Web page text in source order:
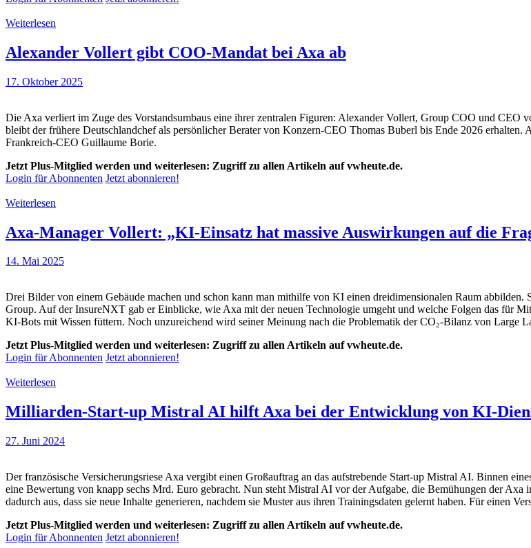
Weiterlesen
Alexander Vollert gibt COO-Mandat bei Axa ab
17. Oktober 2025
Die Axa verliert im Zuge des Vorstandsumbaus eine ihrer zentralen Figuren: Alexander Vollert, Group COO und CEO
bleibt der frühere Deutschlandchef als persönlicher Berater von Konzern-CEO Thomas Buberl bis Ende 2026
Frankreich-CEO Guillaume Borie.
Jetzt Plus-Mitglied werden und weiterlesen: Zugriff zu allen Artikeln auf vwheute.de.
Login für Abonnenten Jetzt abonnieren!
Weiterlesen
Axa-Manager Vollert: „KI-Einsatz hat massive Auswirkungen auf die
14. Mai 2025
Drei Bilder von einem Gebäude machen und schon kann man mithilfe von KI einen dreidimensionalen Raum
Group. Auf der InsureNXT gab er Einblicke, wie Axa mit der neuen Technologie umgeht und welche Folgen das für
KI-Bots mit Wissen füttern. Noch unzureichend wird seiner Meinung nach die Problematik der CO₂-Bilanz von Large
Jetzt Plus-Mitglied werden und weiterlesen: Zugriff zu allen Artikeln auf vwheute.de.
Login für Abonnenten Jetzt abonnieren!
Weiterlesen
Milliarden-Start-up Mistral AI hilft Axa bei der Entwicklung von KI-
27. Juni 2024
Der französische Versicherungsriese Axa vergibt einen Großauftrag an das aufstrebende Start-up Mistral AI. Binnen
eine Bewertung von knapp sechs Mrd. Euro gebracht. Nun steht Mistral AI vor der Aufgabe, die Bemühungen der
dadurch aus, dass sie neue Inhalte generieren, nachdem sie Muster aus ihren Trainingsdaten gelernt haben. Für einen
Jetzt Plus-Mitglied werden und weiterlesen: Zugriff zu allen Artikeln auf vwheute.de.
Login für Abonnenten Jetzt abonnieren!